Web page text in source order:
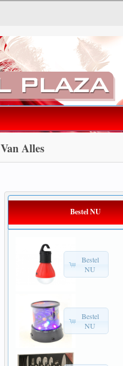
Van Alles
Bestel NU
Bestel
NU
Bestel
NU